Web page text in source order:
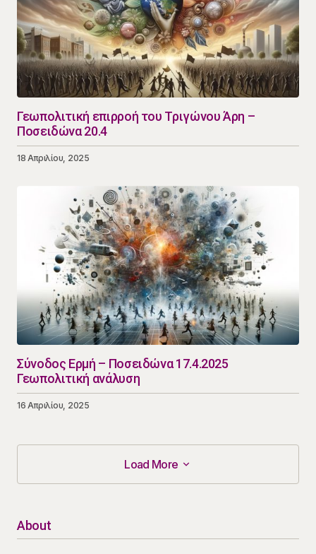
Γεωπολιτική επιρροή του Τριγώνου Άρη –
Ποσειδώνα 20.4
18 Απριλίου, 2025
Σύνοδος Ερμή – Ποσειδώνα 17.4.2025
Γεωπολιτική ανάλυση
16 Απριλίου, 2025
Load More
Load More
About